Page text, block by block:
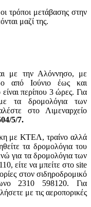
τρόποι μετάβασης στην
μαζί της.
με την Αλόννησο, με
από Ιούνιο έως και
περίπου 3 ώρες. Για
με τα δρομολόγια των
στο Λιμεναρχείο
5/7.
με ΚΤΕΛ, τραίνο αλλά
τα δρομολόγια του
για τα δρομολόγια των
είτε να μπείτε στο site
στον σιδηροδρομικό
2310 598120. Για
με τις αεροπορικές